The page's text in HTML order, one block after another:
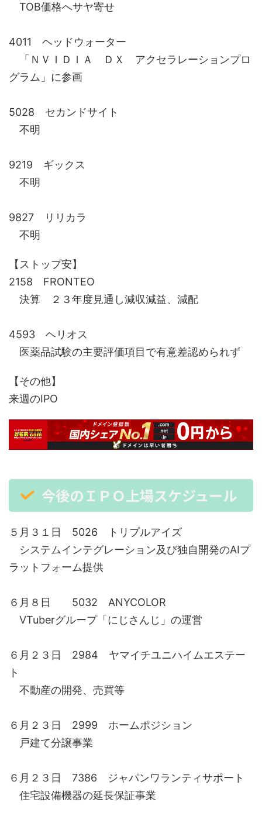
TOB価格へサヤ寄せ
4011 ヘッドウォーター
「ＮＶＩＤＩＡ ＤＸ アクセラレーションプロ
グラム」に参画
5028 セカンドサイト
不明
9219 ギックス
不明
9827 リリカラ
不明
【ストップ安】
2158 FRONTEO
決算 ２３年度見通し減収減益、減配
4593 ヘリオス
医薬品試験の主要評価項目で有意差認められず
【その他】
来週のIPO
今後のＩＰＯ上場スケジュール
５月３１日 5026 トリプルアイズ
システムインテグレーション及び独自開発のAIプ
ラットフォーム提供
６月８日 5032 ANYCOLOR
VTuberグループ「にじさんじ」の運営
６月２３日 2984 ヤマイチユニハイムエステー
ト
不動産の開発、売買等
６月２３日 2999 ホームポジション
戸建て分譲事業
６月２３日 7386 ジャパンワランティサポート
住宅設備機器の延長保証事業